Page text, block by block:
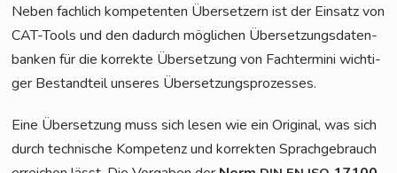
Neben fach­lich kom­pe­ten­ten Über­set­zern ist der Ein­satz von
CAT-Tools und den dadurch mög­li­chen Über­set­zungs­da­ten­
ban­ken für die kor­rek­te Über­set­zung von Fach­ter­mi­ni wich­ti­
ger Bestand­teil unse­res Übersetzungsprozesses.
Eine Über­set­zung muss sich lesen wie ein Ori­gi­nal, was sich
durch tech­ni­sche Kom­pe­tenz und kor­rek­ten Sprach­ge­brauch